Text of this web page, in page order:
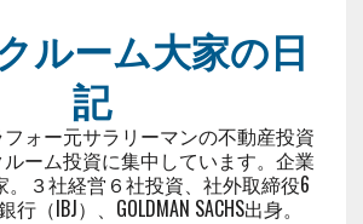
ルーム大家の日
記
ォー元サラリーマンの不動産投資
ーム投資に集中しています。企業
。３社経営６社投資、社外取締役6
（IBJ）、GOLDMAN SACHS出身。